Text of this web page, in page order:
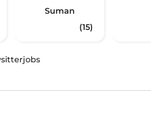
Suman
(15)